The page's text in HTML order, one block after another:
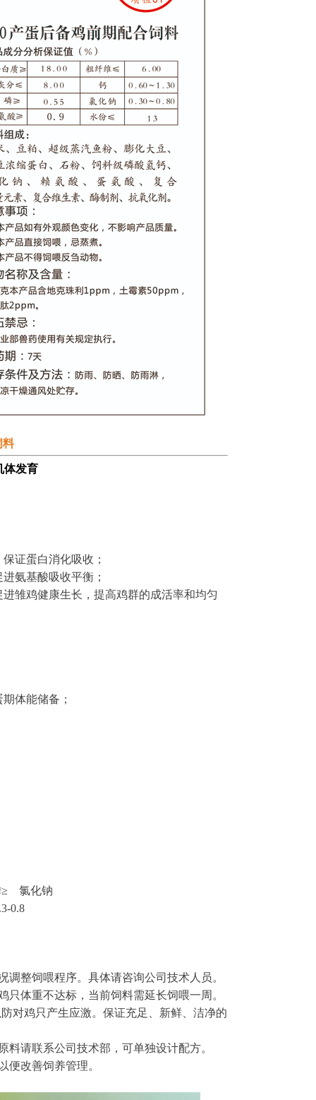
料
发育
证蛋白消化吸收；
氨基酸吸收平衡；
雏鸡健康生长，提高鸡群的成活率和均匀
体能储备；
氯化钠
整饲喂程序。具体请咨询公司技术人员。
体重不达标，当前饲料需延长饲喂一周。
对鸡只产生应激。保证充足、新鲜、洁净的
请联系公司技术部，可单独设计配方。
便改善饲养管理。